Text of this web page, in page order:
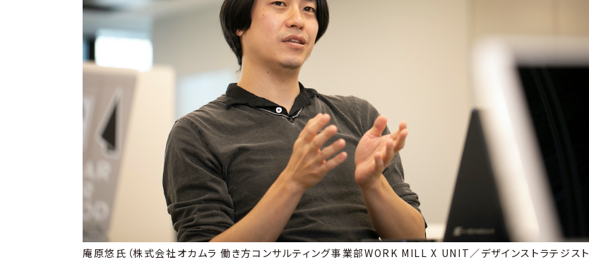
庵原悠氏（株式会社オカムラ 働き方コンサルティング事業部WORK MILL X UNIT／デザインストラテジスト